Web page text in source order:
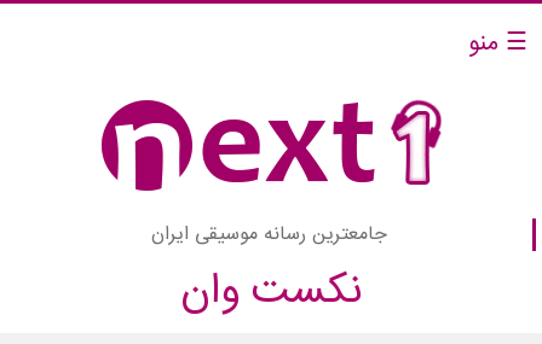
☰ منو
جامعترین رسانه موسیقی ایران
نکست وان